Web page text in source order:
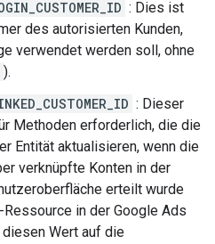
: Dies ist
des autorisierten Kunden,
verwendet werden soll, ohne
).
: Dieser
Methoden erforderlich, die die
Entität aktualisieren, wenn die
verknüpfte Konten in der
erteilt wurde
-Ressource in der Google Ads
Wert auf die